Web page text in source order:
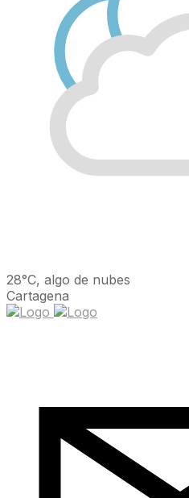
28°C, algo de nubes
Cartagena